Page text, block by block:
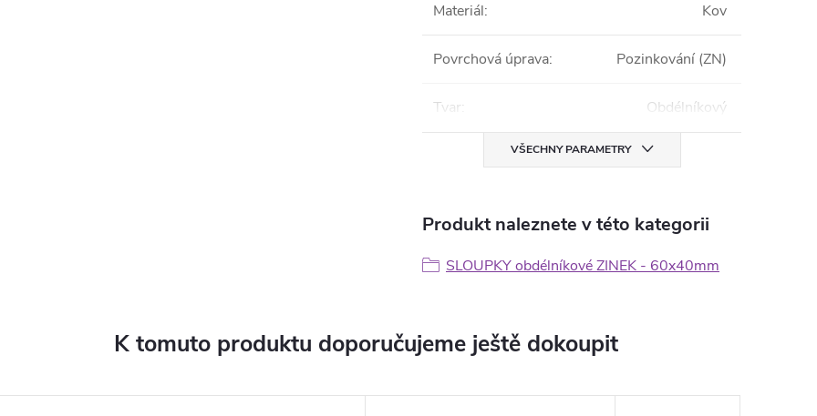
Materiál: Kov
Povrchová úprava: Pozinkování (ZN)
Tvar: Obdélníkový
VŠECHNY PARAMETRY
Produkt naleznete v této kategorii
SLOUPKY obdélníkové ZINEK - 60x40mm
K tomuto produktu doporučujeme ještě dokoupit